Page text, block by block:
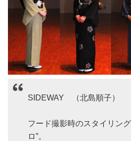
SIDEWAY （北島順子）
フード撮影時のスタイリン
ロ”。